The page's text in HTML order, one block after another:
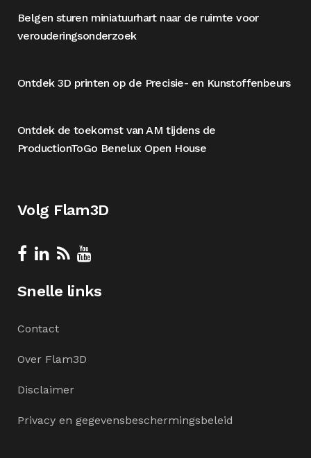
Belgen sturen miniatuurhart naar de ruimte voor
verouderingsonderzoek
Ontdek 3D printen op de Precisie- en Kunstoffenbeurs
Ontdek de toekomst van AM tijdens de
ProductionToGo Benelux Open House
Volg Flam3D
Snelle links
Contact
Over Flam3D
Disclaimer
Privacy en gegevensbeschermingsbeleid